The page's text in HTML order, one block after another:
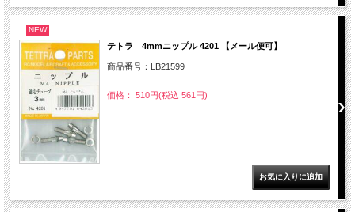
NEW
テトラ 4mmニップル 4201 【メール便可】
商品番号：LB21599
価格： 510円(税込 561円)